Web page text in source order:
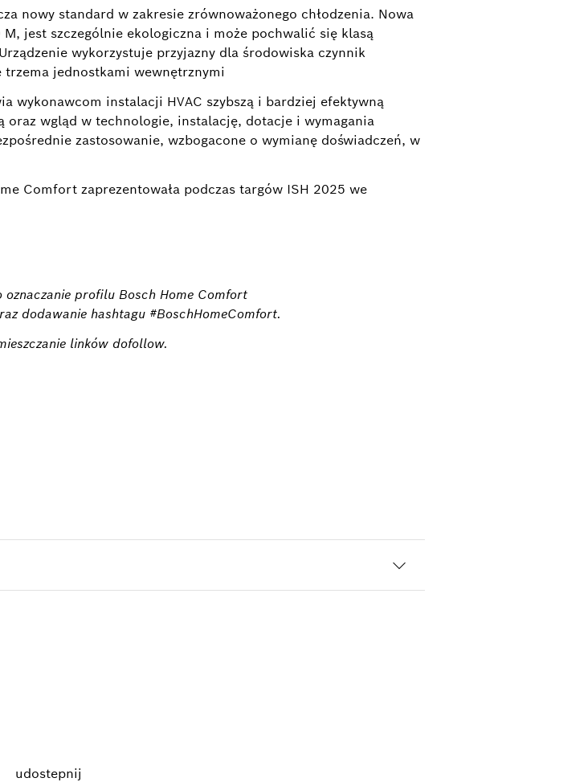
nowy standard w zakresie zrównoważonego chłodzenia. Nowa
jest szczególnie ekologiczna i może pochwalić się klasą
wykorzystuje przyjazny dla środowiska czynnik
trzema jednostkami wewnętrznymi
wykonawcom instalacji HVAC szybszą i bardziej efektywną
wgląd w technologie, instalację, dotacje i wymagania
zastosowanie, wzbogacone o wymianę doświadczeń, w
Comfort zaprezentowała podczas targów ISH 2025 we
profilu Bosch Home Comfort
dodawanie hashtagu #BoschHomeComfort.
linków dofollow.
udostepnij